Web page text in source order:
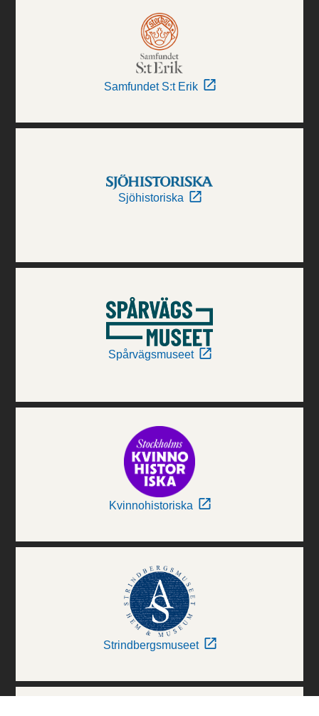
Samfundet S:t Erik
Sjöhistoriska
Spårvägsmuseet
Kvinnohistoriska
Strindbergsmuseet